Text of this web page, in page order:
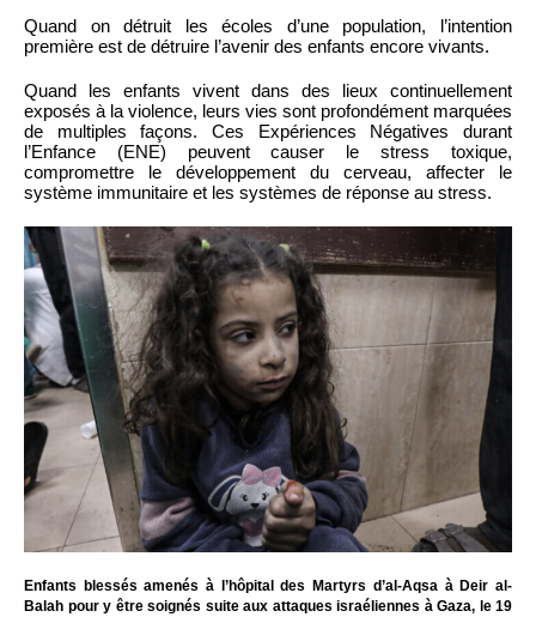
Quand on détruit les écoles d’une population, l’intention
première est de détruire l’avenir des enfants encore vivants.
Quand les enfants vivent dans des lieux continuellement
exposés à la violence, leurs vies sont profondément marquées
de multiples façons. Ces Expériences Négatives durant
l’Enfance (ENE) peuvent causer le stress toxique,
compromettre le développement du cerveau, affecter le
système immunitaire et les systèmes de réponse au stress.
Enfants blessés amenés à l’hôpital des Martyrs d’al-Aqsa à Deir al-
Balah pour y être soignés suite aux attaques israéliennes à Gaza, le 19